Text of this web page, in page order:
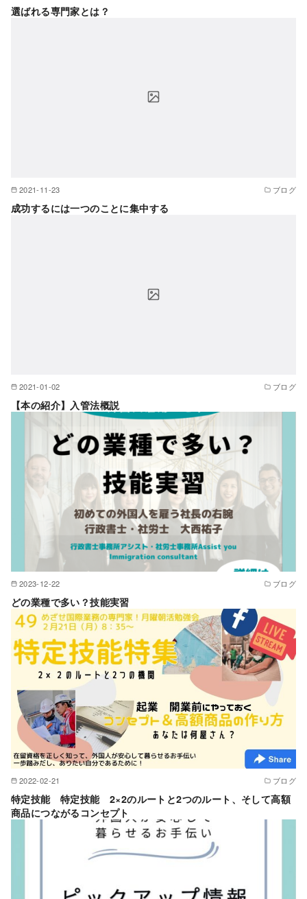
選ばれる専門家とは？
2021-11-23 ブログ
成功するには一つのことに集中する
2021-01-02 ブログ
【本の紹介】入管法概説
2023-12-22 ブログ
どの業種で多い？技能実習
2022-02-21 ブログ
特定技能 特定技能 2×2のルートと2つのルート、そして高額
商品につながるコンセプト